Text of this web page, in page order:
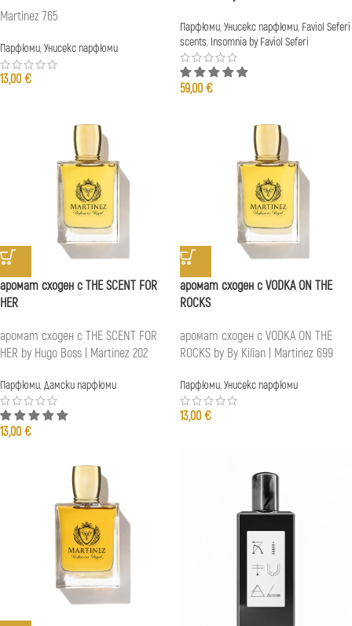
Martinez 765
Парфюми,Унисекс парфюми
13,00 €
Парфюми,Унисекс парфюми, Faviol Seferi
scents, Insomnia by Faviol Seferi
59,00 €
аромат сходен с THE SCENT FOR
HER
аромат сходен с THE SCENT FOR
HER by Hugo Boss | Martinez 202
Парфюми,Дамски парфюми
13,00 €
аромат сходен с VODKA ON THE
ROCKS
аромат сходен с VODKA ON THE
ROCKS by By Kilian | Martinez 699
Парфюми,Унисекс парфюми
13,00 €